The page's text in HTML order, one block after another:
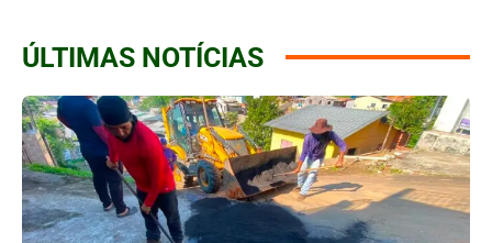
ÚLTIMAS NOTÍCIAS